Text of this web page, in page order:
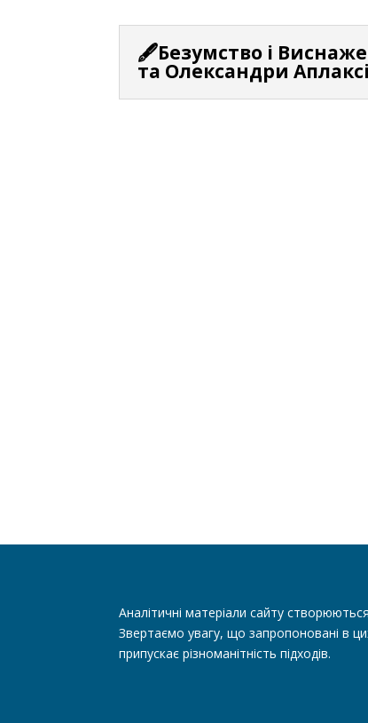
🖋️Безумство і
та Олександри
Аналітичні матеріали сайту
Звертаємо увагу, що запропоновані в
припускає різноманітність підходів.